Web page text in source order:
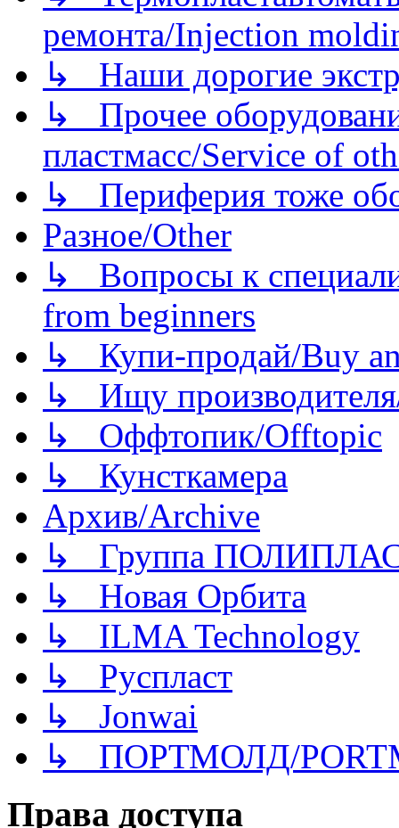
ремонта/Injection
↳ Наши дорогие
↳ Прочее
пластмасс/Service of
↳ Периферия тоже
Разное/Other
↳ Вопросы к
from beginners
↳ Купи-продай/Buy
↳ Ищу
↳ Оффтопик/Offtopic
↳ Кунсткамера
Архив/Archive
↳ Группа
↳ Новая Орбита
↳ ILMA Technology
↳ Руспласт
↳ Jonwai
↳ ПОРТМОЛД/
Права доступа